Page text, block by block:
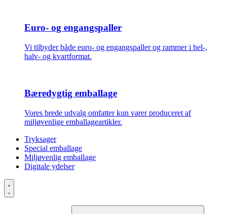
Euro- og engangspaller
Vi tilbyder både euro- og engangspaller og rammer i hel-,
halv- og kvartformat.
Bæredygtig emballage
Vores brede udvalg omfatter kun varer produceret af
miljøvenlige emballageartikler.
Tryksager
Special emballage
Miljøvenlig emballage
Digitale ydelser